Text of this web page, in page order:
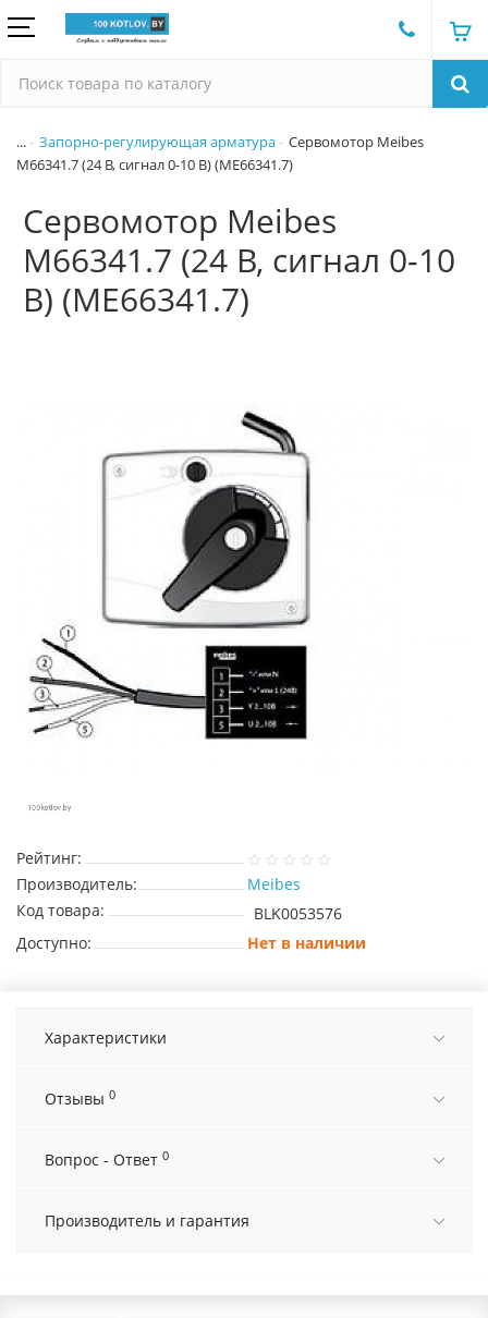
... Запорно-регулирующая арматура
Сервомотор Meibes
M66341.7 (24 В, сигнал 0-10 В) (МЕ66341.7)
Сервомотор Meibes
M66341.7 (24 В, сигнал 0-10
В) (МЕ66341.7)
Рейтинг:
Производитель:
Meibes
Код товара:
BLK0053576
Доступно:
Нет в наличии
Характеристики
Отзывы 0
Вопрос - Ответ 0
Производитель и гарантия